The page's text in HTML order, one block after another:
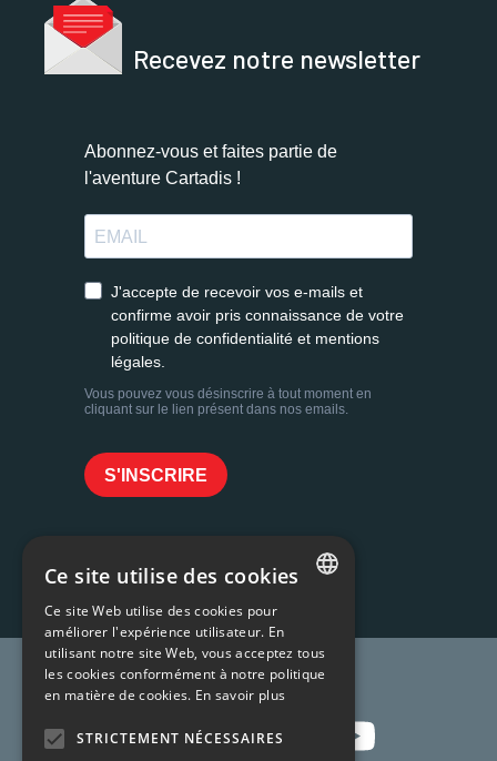
Recevez notre newsletter
Rejoignez-nous !
FRENCH
ENGLISH
Ce site utilise des cookies
Ce site Web utilise des cookies pour
améliorer l'expérience utilisateur. En
utilisant notre site Web, vous acceptez tous
les cookies conformément à notre politique
en matière de cookies. En savoir plus
STRICTEMENT NÉCESSAIRES